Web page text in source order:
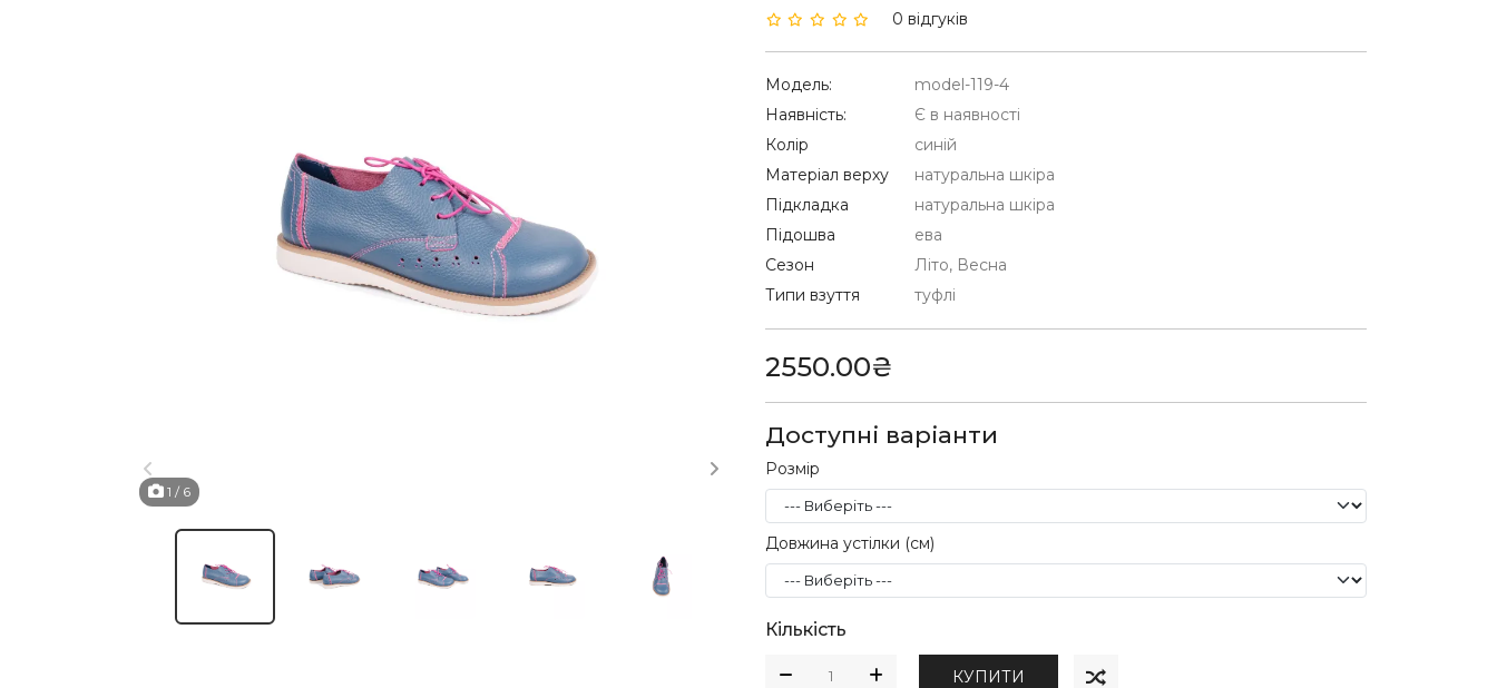
1 / 6
0 відгуків
Модель:
model-119-4
Наявність:
Є в наявності
Колір
синій
Матеріал верху
натуральна шкіра
Підкладка
натуральна шкіра
Підошва
ева
Сезон
Літо, Весна
Типи взуття
туфлі
2550.00₴
Доступні варіанти
Розмір
Довжина устілки (см)
Кількість
КУПИТИ